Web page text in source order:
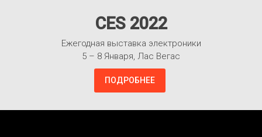
CES 2022
Ежегодная выставка электроники
5 – 8 Января, Лас Вегас
ПОДРОБНЕЕ